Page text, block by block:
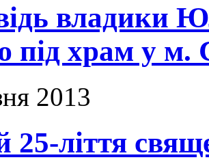
владики
під храм у м.
2013
25-ліття